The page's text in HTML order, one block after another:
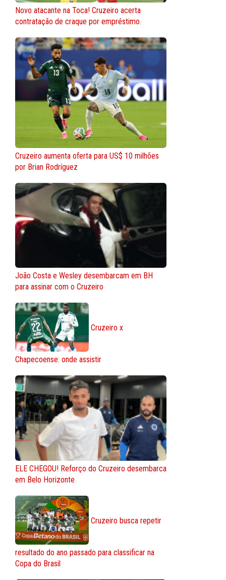
Novo atacante na Toca! Cruzeiro acerta
contratação de craque por empréstimo.
Cruzeiro aumenta oferta para US$ 10 milhões
por Brian Rodríguez
João Costa e Wesley desembarcam em BH
para assinar com o Cruzeiro
Cruzeiro x
Chapecoense: onde assistir
ELE CHEGOU! Reforço do Cruzeiro desembarca
em Belo Horizonte
Cruzeiro busca repetir
resultado do ano passado para classificar na
Copa do Brasil